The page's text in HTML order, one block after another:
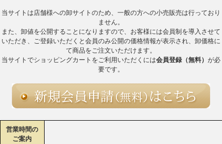
当サイトは店舗様への卸サイトのため、一般の方への小売販売は行っており
ません。
また、卸値を公開することになりますので、お客様には会員制を導入させて
いただき、ご登録いただくと会員のみ公開の価格情報が表示され、卸価格に
て商品をご注文いただけます。
当サイトでショッピングカートをご利用いただくには会員登録（無料） が必
要です。
営業時間の
ご案内